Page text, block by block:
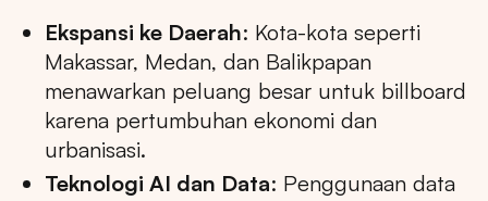
Ekspansi ke Daerah: Kota-kota seperti
Makassar, Medan, dan Balikpapan
menawarkan peluang besar untuk billboard
karena pertumbuhan ekonomi dan
urbanisasi.
Teknologi AI dan Data: Penggunaan data